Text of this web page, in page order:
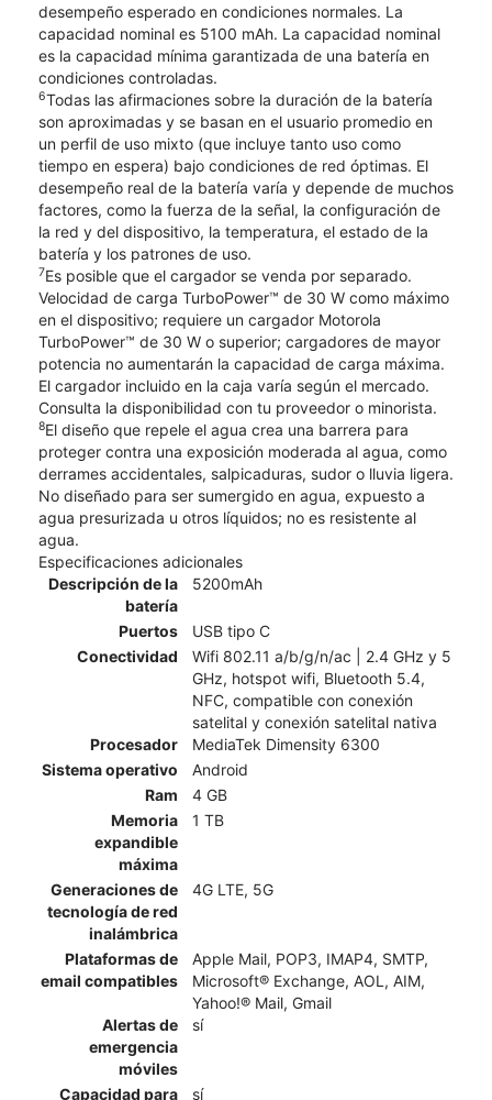
desempeño esperado en condiciones normales. La
capacidad nominal es 5100 mAh. La capacidad nominal
es la capacidad mínima garantizada de una batería en
condiciones controladas.
6Todas las afirmaciones sobre la duración de la batería
son aproximadas y se basan en el usuario promedio en
un perfil de uso mixto (que incluye tanto uso como
tiempo en espera) bajo condiciones de red óptimas. El
desempeño real de la batería varía y depende de muchos
factores, como la fuerza de la señal, la configuración de
la red y del dispositivo, la temperatura, el estado de la
batería y los patrones de uso.
7Es posible que el cargador se venda por separado.
Velocidad de carga TurboPower™ de 30 W como máximo
en el dispositivo; requiere un cargador Motorola
TurboPower™ de 30 W o superior; cargadores de mayor
potencia no aumentarán la capacidad de carga máxima.
El cargador incluido en la caja varía según el mercado.
Consulta la disponibilidad con tu proveedor o minorista.
8El diseño que repele el agua crea una barrera para
proteger contra una exposición moderada al agua, como
derrames accidentales, salpicaduras, sudor o lluvia ligera.
No diseñado para ser sumergido en agua, expuesto a
agua presurizada u otros líquidos; no es resistente al
agua.
Especificaciones adicionales
Descripción de la
batería
5200mAh
Puertos
USB tipo C
Conectividad
Wifi 802.11 a/b/g/n/ac | 2.4 GHz y 5
GHz, hotspot wifi, Bluetooth 5.4,
NFC, compatible con conexión
satelital y conexión satelital nativa
Procesador
MediaTek Dimensity 6300
Sistema operativo
Android
Ram
4 GB
Memoria
expandible
máxima
1 TB
Generaciones de
tecnología de red
inalámbrica
4G LTE, 5G
Plataformas de
email compatibles
Apple Mail, POP3, IMAP4, SMTP,
Microsoft® Exchange, AOL, AIM,
Yahoo!® Mail, Gmail
Alertas de
emergencia
móviles
sí
Capacidad para
sí